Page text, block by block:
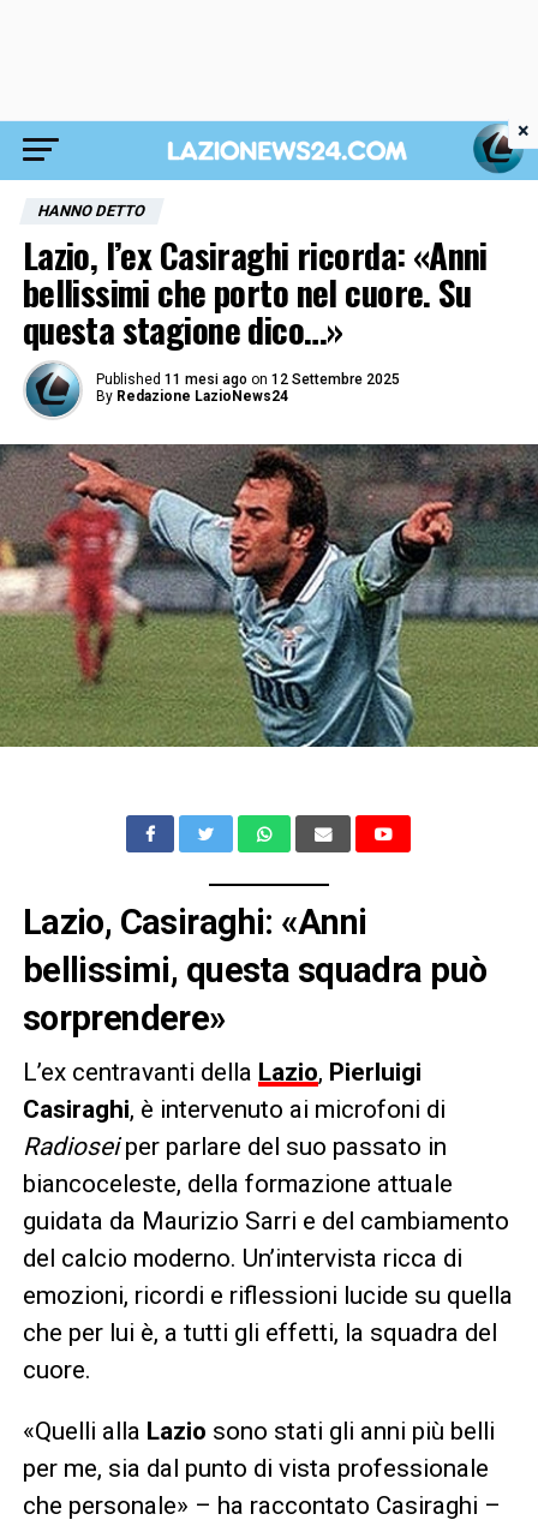
HANNO DETTO
Lazio, l’ex Casiraghi ricorda: «Anni
bellissimi che porto nel cuore. Su
questa stagione dico…»
Published 11 mesi ago on 12 Settembre 2025
By Redazione LazioNews24
Lazio, Casiraghi: «Anni
bellissimi, questa squadra può
sorprendere»
L’ex centravanti della Lazio, Pierluigi
Casiraghi, è intervenuto ai microfoni di
Radioseiper parlare del suo passato in
biancoceleste, della formazione attuale
guidata da Maurizio Sarri e del cambiamento
del calcio moderno. Un’intervista ricca di
emozioni, ricordi e riflessioni lucide su quella
che per lui è, a tutti gli effetti, la squadra del
cuore.
«Quelli alla Lazio sono stati gli anni più belli
per me, sia dal punto di vista professionale
che personale» – ha raccontato Casiraghi –
×